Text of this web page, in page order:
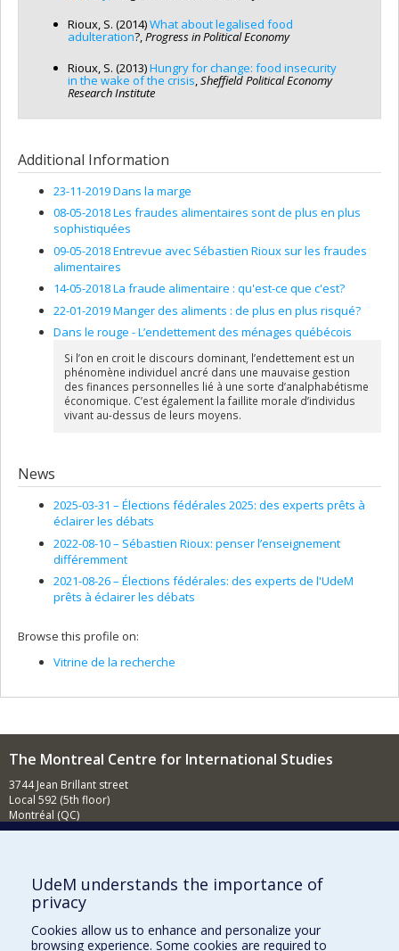
Rioux, S. (2014)What about legalised food
adulteration?,Progress in Political Economy
Rioux, S. (2013)Hungry for change: food insecurity
in the wake of the crisis,Sheffield Political Economy
ResearchInstitute
Additional Information
23-11-2019 Dans la marge
08-05-2018 Les fraudes alimentaires sont de plus en plus
sophistiquées
09-05-2018 Entrevue avec Sébastien Rioux sur les fraudes
alimentaires
14-05-2018 La fraude alimentaire : qu'est-ce que c'est?
22-01-2019 Manger des aliments : de plus en plus risqué?
Dans le rouge - L’endettement des ménages québécois
Si l’on en croit le discours dominant, l’endettement est un
phénomène individuel ancré dans une mauvaise gestion
des finances personnelles lié à une sorte d’analphabétisme
économique. C’est également la faillite morale d’individus
vivant au-dessus de leurs moyens.
News
2025-03-31 – Élections fédérales 2025: des experts prêts à
éclairer les débats
2022-08-10 – Sébastien Rioux: penser l’enseignement
différemment
2021-08-26 – Élections fédérales: des experts de l'UdeM
prêts à éclairer les débats
Browse this profile on:
Vitrine de la recherche
The Montreal Centre for International Studies
3744 Jean Brillant street
Local 592 (5th floor)
Montréal (QC)
H3T 1P1
E-mail
News(in french)
Activities(in french)
UdeM understands the importance of
privacy
Cookies allow us to enhance and personalize your
browsing experience. Some cookies are required to